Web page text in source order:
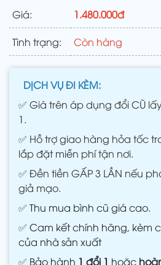
Giá: 1.480.000đ
Tình trạng: Còn hàng
DỊCH VỤ ĐI KÈM:
✅ Giá trên áp dụng đổi CŨ
1.
✅ Hỗ trợ giao hàng hỏa tốc
lắp đặt miễn phí tận nơi.
✅ Đền tiền GẤP 3 LẦN nếu
giả mạo.
✅ Thu mua bình cũ giá cao.
✅ Cam kết chính hãng, kèm
của nhà sản xuất
✅ Bảo hành 1 đổi 1 hoặc